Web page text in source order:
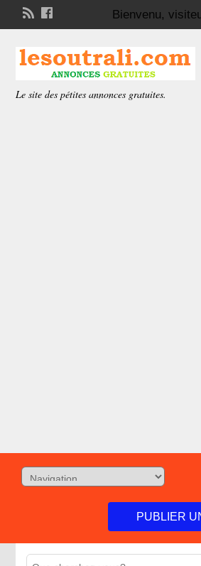
Bienvenu,
Le site des pétites annonces gratuites.
PUBLIER